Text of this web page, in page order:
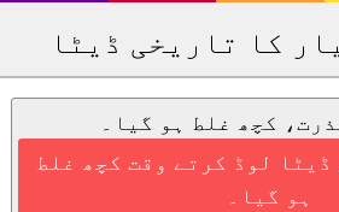
کا تاریخی ڈیٹا
کچھ غلط ہو گیا۔
لوڈ کرتے وقت کچھ غلط
ہو گیا۔